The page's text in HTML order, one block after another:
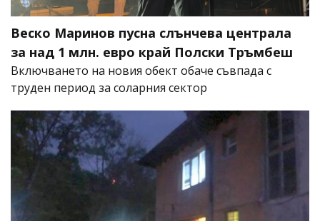
Веско Маринов пусна слънчева централа
за над 1 млн. евро край Полски Тръмбеш
Включването на новия обект обаче съвпада с
труден период за соларния сектор